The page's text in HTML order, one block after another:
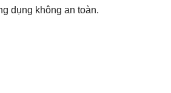
dụng không an toàn.